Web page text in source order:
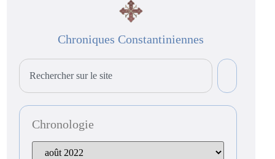
Chroniques Constantiniennes
Chronologie